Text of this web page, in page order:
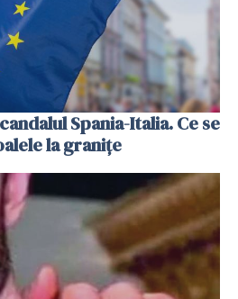
Spania-Italia. Ce se
la granițe